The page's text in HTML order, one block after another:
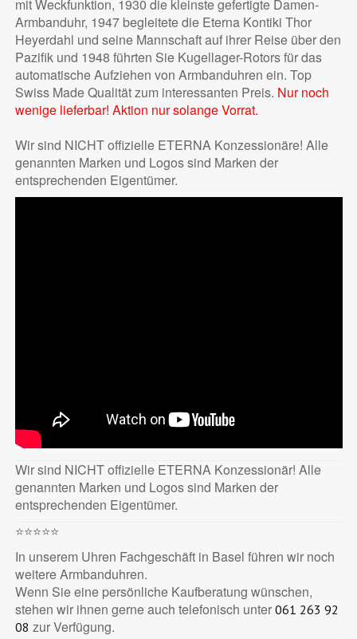
mit Weckfunktion, 1930 die kleinste gefertigte Damen-
Armbanduhr, 1947 begleitete die Eterna Kontiki Thor
Heyerdahl und seine Mannschaft auf ihrer Reise über den
Pazifik und 1948 führten Sie Kugellager-Rotors für das
automatische Aufziehen von Armbanduhren ein. Top
Swiss Made Qualität zum interessanten Preis. Nur noch
wenige lieferbar! Aktion nur solange Vorrat.
Wir sind NICHT offizielle ETERNA Konzessionäre! Alle
genannten Marken und Logos sind Marken der
entsprechenden Eigentümer.
Wir sind NICHT offizielle ETERNA Konzessionär! Alle
genannten Marken und Logos sind Marken der
entsprechenden Eigentümer.
⭐⭐⭐⭐⭐
In unserem Uhren Fachgeschäft in Basel führen wir noch
weitere Armbanduhren.
Wenn Sie eine persönliche Kaufberatung wünschen,
stehen wir ihnen gerne auch telefonisch unter 061 263 92
08 zur Verfügung.